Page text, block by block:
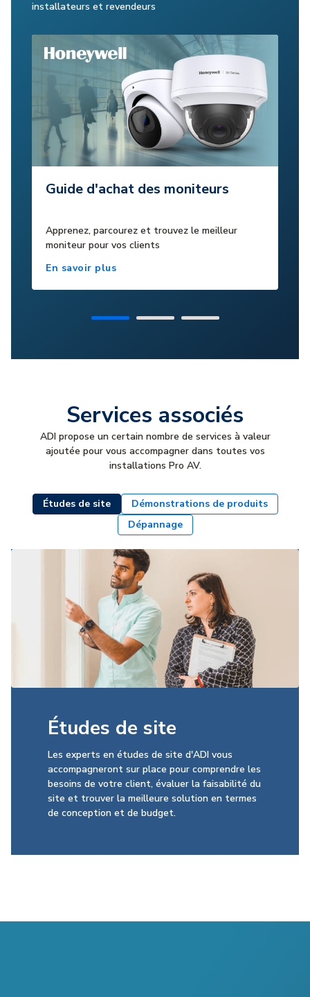
installateurs et revendeurs
Guide d'achat des moniteurs
Apprenez, parcourez et trouvez le meilleur
moniteur pour vos clients
En savoir plus
Services associés
ADI propose un certain nombre de services à valeur
ajoutée pour vous accompagner dans toutes vos
installations Pro AV.
Études de site
Démonstrations de produits
Dépannage
Études de site
Les experts en études de site d'ADI vous
accompagneront sur place pour comprendre les
besoins de votre client, évaluer la faisabilité du
site et trouver la meilleure solution en termes
de conception et de budget.